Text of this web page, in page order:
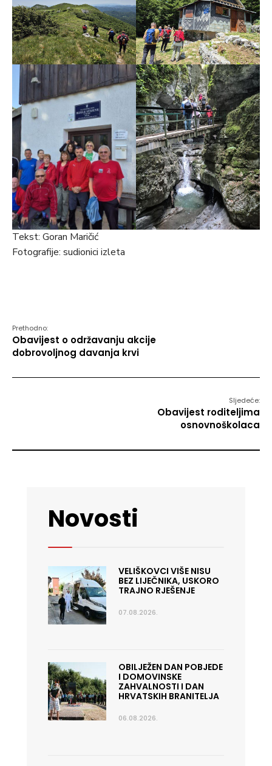
Tekst: Goran Maričić
Fotografije: sudionici izleta
Prethodno:
Obavijest o održavanju akcije
dobrovoljnog davanja krvi
Sljedeće:
Obavijest roditeljima
osnovnoškolaca
Novosti
VELIŠKOVCI VIŠE NISU
BEZ LIJEČNIKA, USKORO
TRAJNO RJEŠENJE
07.08.2026.
OBILJEŽEN DAN POBJEDE
I DOMOVINSKE
ZAHVALNOSTI I DAN
HRVATSKIH BRANITELJA
06.08.2026.